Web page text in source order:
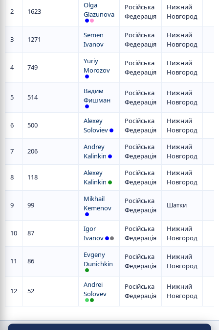
2 1623
Olga
Glazunova
Російська
Федерація
Нижний
Новгород
3 1271
Semen
Ivanov
Російська
Федерація
Нижний
Новгород
4 749
Yuriy
Morozov
Російська
Федерація
Нижний
Новгород
5 514
Вадим
Фишман
Російська
Федерація
Нижний
Новгород
6 500
Alexey
Soloviev
Російська
Федерація
Нижний
Новгород
7 206
Andrey
Kalinkin
Російська
Федерація
Нижний
Новгород
8 118
Alexey
Kalinkin
Російська
Федерація
Нижний
Новгород
9 99
Mikhail
Kemenov
Російська
Федерація
Шатки
10 87
Igor
Ivanov
Російська
Федерація
Нижний
Новгород
11 86
Evgeny
Dunichkin
Російська
Федерація
Нижний
Новгород
12 52
Andrei
Solovev
Російська
Федерація
Нижний
Новгород